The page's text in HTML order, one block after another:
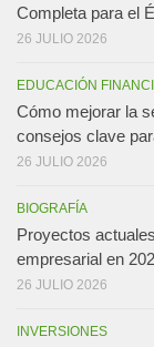
Completa para el
26 JULIO 2026
EDUCACIÓN
Cómo mejorar la
consejos clave
26 JULIO 2026
BIOGRAFÍA
Proyectos
empresarial en
26 JULIO 2026
INVERSIONES